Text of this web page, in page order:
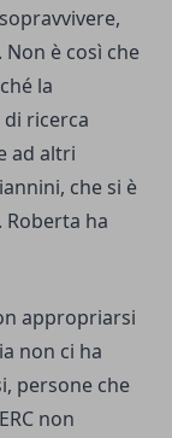
è così che
la
ricerca
ad altri
che si è
ha
appropriarsi
non ci ha
persone che
non